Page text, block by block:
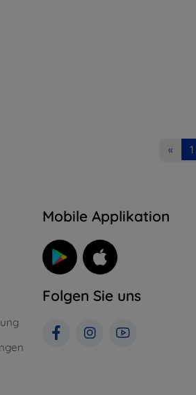
« 1
Mobile Applikation
Folgen Sie uns